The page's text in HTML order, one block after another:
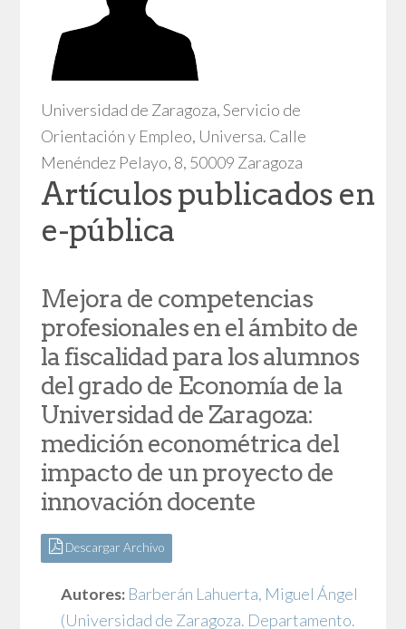
Universidad de Zaragoza, Servicio de
Orientación y Empleo, Universa. Calle
Menéndez Pelayo, 8, 50009 Zaragoza
Artículos publicados en
e-pública
Mejora de competencias
profesionales en el ámbito de
la fiscalidad para los alumnos
del grado de Economía de la
Universidad de Zaragoza:
medición econométrica del
impacto de un proyecto de
innovación docente
Descargar Archivo
Autores: Barberán Lahuerta, Miguel Ángel
(Universidad de Zaragoza. Departamento.